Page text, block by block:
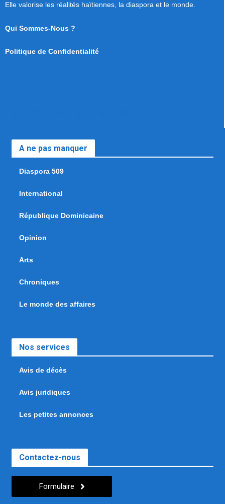
Elle valorise les réalités haïtiennes, la diaspora et le monde.
Qui Sommes-Nous ?
Politique de Confidentialité
A ne pas manquer
Diaspora 509
International
République Dominicaine
Opinion
Arts
Chroniques
Le monde des affaires
Nos services
Avis de décès
Avis juridiques
Les petites annonces
Contactez-nous
Formulaire